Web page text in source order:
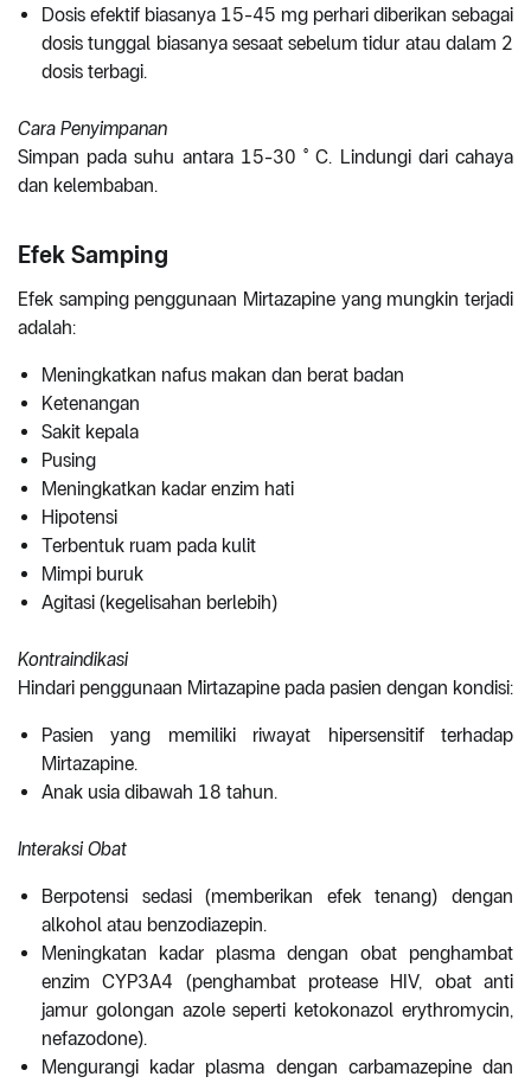
Dosis efektif biasanya 15-45 mg perhari diberikan sebagai
dosis tunggal biasanya sesaat sebelum tidur atau dalam 2
dosis terbagi.
Cara Penyimpanan
Simpan pada suhu antara 15-30 ° C. Lindungi dari cahaya
dan kelembaban.
Efek Samping
Efek samping penggunaan Mirtazapine yang mungkin terjadi
adalah:
Meningkatkan nafus makan dan berat badan
Ketenangan
Sakit kepala
Pusing
Meningkatkan kadar enzim hati
Hipotensi
Terbentuk ruam pada kulit
Mimpi buruk
Agitasi (kegelisahan berlebih)
Kontraindikasi
Hindari penggunaan Mirtazapine pada pasien dengan kondisi:
Pasien yang memiliki riwayat hipersensitif terhadap
Mirtazapine.
Anak usia dibawah 18 tahun.
Interaksi Obat
Berpotensi sedasi (memberikan efek tenang) dengan
alkohol atau benzodiazepin.
Meningkatan kadar plasma dengan obat penghambat
enzim CYP3A4 (penghambat protease HIV, obat anti
jamur golongan azole seperti ketokonazol erythromycin,
nefazodone).
Mengurangi kadar plasma dengan carbamazepine dan